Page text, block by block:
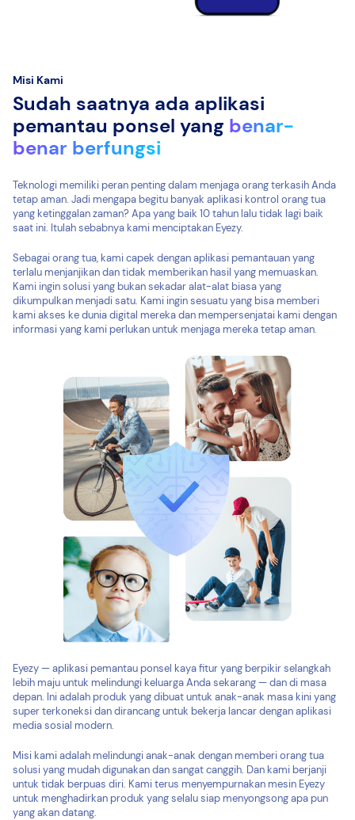
Misi Kami
Sudah saatnya ada aplikasi
pemantau ponsel yang benar-
benar berfungsi
Teknologi memiliki peran penting dalam menjaga orang terkasih Anda
tetap aman. Jadi mengapa begitu banyak aplikasi kontrol orang tua
yang ketinggalan zaman? Apa yang baik 10 tahun lalu tidak lagi baik
saat ini. Itulah sebabnya kami menciptakan Eyezy.
Sebagai orang tua, kami capek dengan aplikasi pemantauan yang
terlalu menjanjikan dan tidak memberikan hasil yang memuaskan.
Kami ingin solusi yang bukan sekadar alat-alat biasa yang
dikumpulkan menjadi satu. Kami ingin sesuatu yang bisa memberi
kami akses ke dunia digital mereka dan mempersenjatai kami dengan
informasi yang kami perlukan untuk menjaga mereka tetap aman.
Eyezy — aplikasi pemantau ponsel kaya fitur yang berpikir selangkah
lebih maju untuk melindungi keluarga Anda sekarang — dan di masa
depan. Ini adalah produk yang dibuat untuk anak-anak masa kini yang
super terkoneksi dan dirancang untuk bekerja lancar dengan aplikasi
media sosial modern.
Misi kami adalah melindungi anak-anak dengan memberi orang tua
solusi yang mudah digunakan dan sangat canggih. Dan kami berjanji
untuk tidak berpuas diri. Kami terus menyempurnakan mesin Eyezy
untuk menghadirkan produk yang selalu siap menyongsong apa pun
yang akan datang.